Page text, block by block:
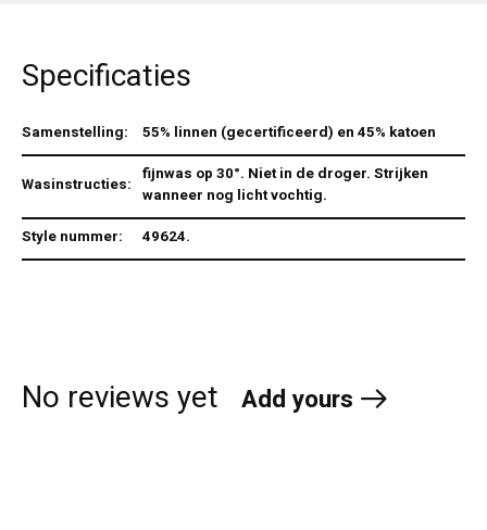
Specificaties
Samenstelling: 55% linnen (gecertificeerd) en 45% katoen
Wasinstructies: fijnwas op 30°. Niet in de droger. Strijken
wanneer nog licht vochtig.
Style nummer:
49624.
No reviews yet Add yours